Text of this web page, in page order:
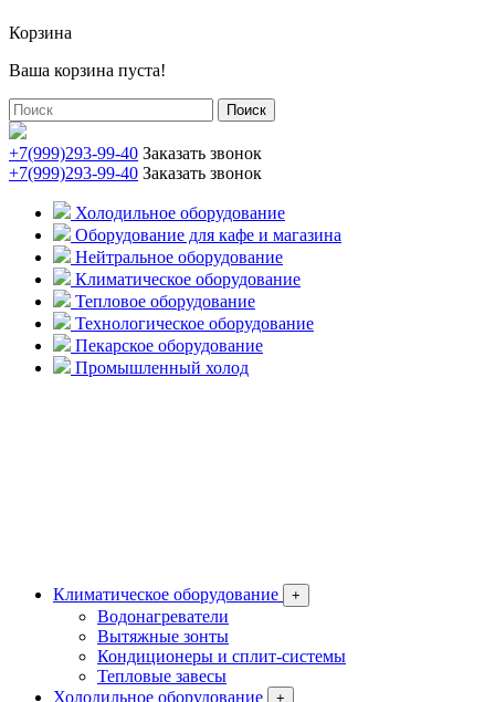
Корзина
Ваша корзина пуста!
Поиск
+7(999)293-99-40 Заказать звонок
+7(999)293-99-40 Заказать звонок
Холодильное оборудование
Оборудование для кафе и магазина
Нейтральное оборудование
Климатическое оборудование
Тепловое оборудование
Технологическое оборудование
Пекарское оборудование
Промышленный холод
Климатическое оборудование +
Водонагреватели
Вытяжные зонты
Кондиционеры и сплит-системы
Тепловые завесы
Холодильное оборудование
+